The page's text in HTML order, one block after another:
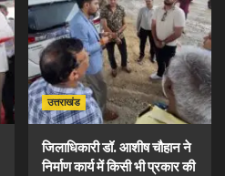
उत्तराखंड
जिलाधिकारी डॉ. आशीष चौहान ने
निर्माण कार्य में किसी भी प्रकार की